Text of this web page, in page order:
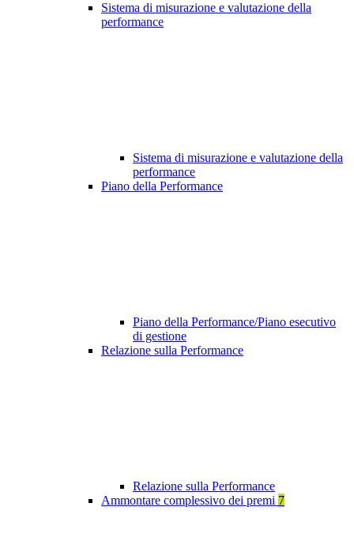
Sistema di misurazione e valutazione della
performance
Sistema di misurazione e valutazione della
performance
Piano della Performance
Piano della Performance/Piano esecutivo
di gestione
Relazione sulla Performance
Relazione sulla Performance
Ammontare complessivo dei premi 7